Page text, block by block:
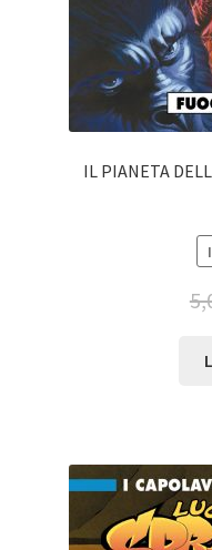
IL PIANETA